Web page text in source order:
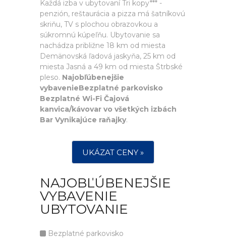
Každá izba v ubytovaní Tri kopy*** -
penzión, reštaurácia a pizza má šatníkovú
skriňu, TV s plochou obrazovkou a
súkromnú kúpeľňu. Ubytovanie sa
nachádza približne 18 km od miesta
Demänovská ľadová jaskyňa, 25 km od
miesta Jasná a 49 km od miesta Štrbské
pleso. Najobľúbenejšie
vybavenieBezplatné parkovisko
Bezplatné Wi-Fi Čajová
kanvica/kávovar vo všetkých izbách
Bar Vynikajúce raňajky.
UKÁZAT CENY »
NAJOBĽÚBENEJŠIE
VYBAVENIE
UBYTOVANIE
Bezplatné parkovisko